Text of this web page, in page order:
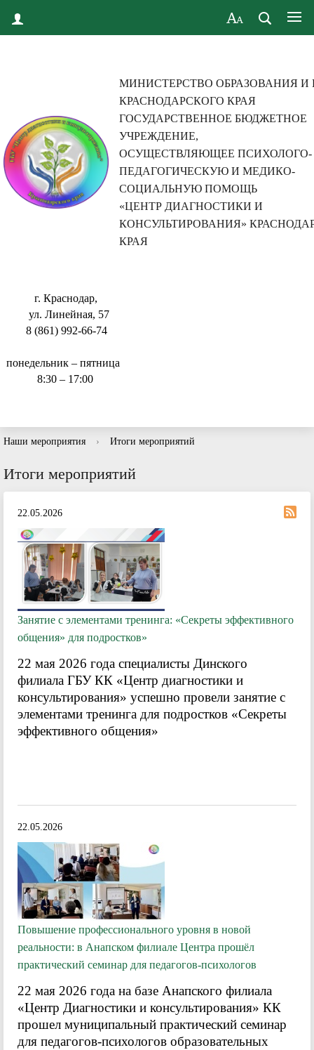
МИНИСТЕРСТВО ОБРАЗОВАНИЯ И
КРАСНОДАРСКОГО КРАЯ
ГОСУДАРСТВЕННОЕ БЮДЖЕТНОЕ
УЧРЕЖДЕНИЕ,
ОСУЩЕСТВЛЯЮЩЕЕ ПСИХОЛОГО-
ПЕДАГОГИЧЕСКУЮ И МЕДИКО-
СОЦИАЛЬНУЮ ПОМОЩЬ
«ЦЕНТР ДИАГНОСТИКИ И
КОНСУЛЬТИРОВАНИЯ»
КРАЯ
г. Краснодар,
ул. Линейная, 57
8 (861) 992-66-74
понедельник – пятница
8:30 – 17:00
Наши мероприятия › Итоги мероприятий
Итоги мероприятий
22.05.2026
Занятие с элементами тренинга: «Секреты эффективного
общения» для подростков»
22 мая 2026 года специалисты Динского
филиала ГБУ КК «Центр диагностики и
консультирования» успешно провели занятие с
элементами тренинга для подростков «Секреты
эффективного общения»
22.05.2026
Повышение профессионального уровня в новой
реальности: в Анапском филиале Центра прошёл
практический семинар для педагогов-психологов
22 мая 2026 года на базе Анапского филиала
«Центр Диагностики и консультирования» КК
прошел муниципальный практический семинар
для педагогов-психологов образовательных